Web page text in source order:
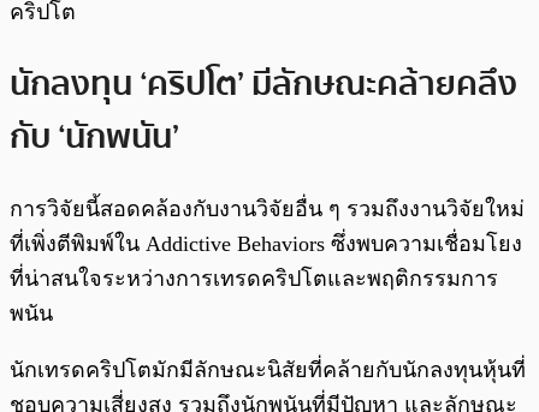
คริปโต
นักลงทุน ‘คริปโต’ มีลักษณะคล้ายคลึง
กับ ‘นักพนัน’
การวิจัยนี้สอดคล้องกับงานวิจัยอื่น ๆ รวมถึงงานวิจัยใหม่
ที่เพิ่งตีพิมพ์ใน Addictive Behaviors ซึ่งพบความเชื่อมโยง
ที่น่าสนใจระหว่างการเทรดคริปโตและพฤติกรรมการ
พนัน
นักเทรดคริปโตมักมีลักษณะนิสัยที่คล้ายกับนักลงทุนหุ้นที่
ชอบความเสี่ยงสูง รวมถึงนักพนันที่มีปัญหา และลักษณะ